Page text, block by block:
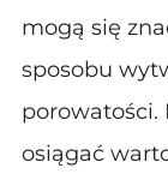
mogą się
sposobu
porowatości.
osiągać